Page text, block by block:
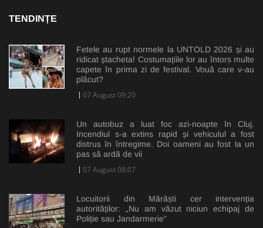
TENDINȚE
Fetele au rupt normele la UNTOLD 2026 și au
ridicat ștacheta! Costumațiile lor au întors multe
capete în prima zi de festival. Vouă care v-au
plăcut?
07 August 09:20
Un autobuz a luat foc azi-noapte în Cluj.
Incendiul s-a extins rapid și vehiculul a fost
distrus în întregime. Doi oameni au fost la un
pas să ardă de vii
07 August 08:07
Locuitorii din Mărăști cer intervenția
autorităților: „Nu am văzut niciun echipaj de
Poliție sau Jandarmerie”